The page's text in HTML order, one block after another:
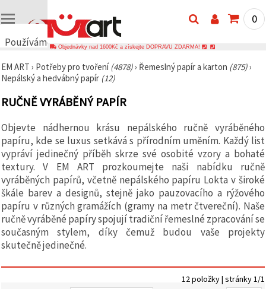
Používáme
🍪
Používáme
podobné
technologie,
zajistili
správné
fungování
webu,
zlepšili vaše
prostředí
při jeho
používání a
s vaším
souhlasem
analyzovali
návštěvnost
a
zobrazovali
obsah a
0
Objednávky nad 1600Kč a získejte DOPRAVU ZDARMA!
EM ART › Potřeby pro tvoření (4878)› Řemeslný papír a karton (875)›
Nepálský a hedvábný papír (12)
RUČNĚ VYRÁBĚNÝ PAPÍR
Objevte nádhernou krásu nepálského ručně vyráběného
papíru, kde se luxus setkává s přírodním uměním. Každý list
vypráví jedinečný příběh skrze své osobité vzory a bohaté
textury. V EM ART prozkoumejte naši nabídku ručně
vyráběných papírů, včetně nepálského papíru Lokta v široké
škále barev a designů, stejně jako pauzovacího a rýžového
papíru v různých gramážích (gramy na metr čtvereční). Naše
ručně vyráběné papíry spojují tradiční řemeslné zpracování se
současným stylem, díky čemuž budou vaše projekty
skutečně jedinečné.
12 položky | stránky 1/1